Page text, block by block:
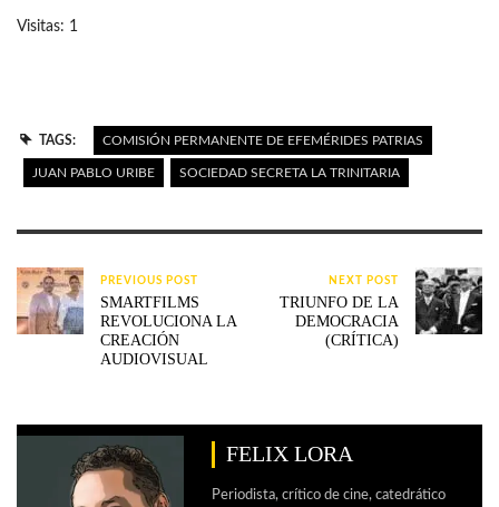
Visitas: 1
TAGS: COMISIÓN PERMANENTE DE EFEMÉRIDES PATRIAS
JUAN PABLO URIBE SOCIEDAD SECRETA LA TRINITARIA
PREVIOUS POST
SMARTFILMS
REVOLUCIONA LA
CREACIÓN
AUDIOVISUAL
NEXT POST
TRIUNFO DE LA
DEMOCRACIA
(CRÍTICA)
FELIX LORA
Periodista, crítico de cine, catedrático